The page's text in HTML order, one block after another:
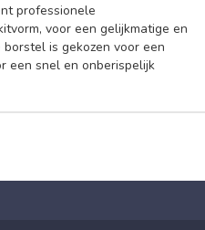
professionele
voor een gelijkmatige en
is gekozen voor een
een snel en onberispelijk